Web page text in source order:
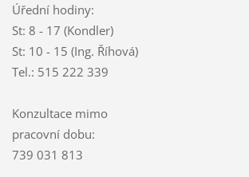
Úřední hodiny:
St: 8 - 17 (Kondler)
St: 10 - 15 (Ing. Říhová)
Tel.: 515 222 339
Konzultace mimo
pracovní dobu:
739 031 813